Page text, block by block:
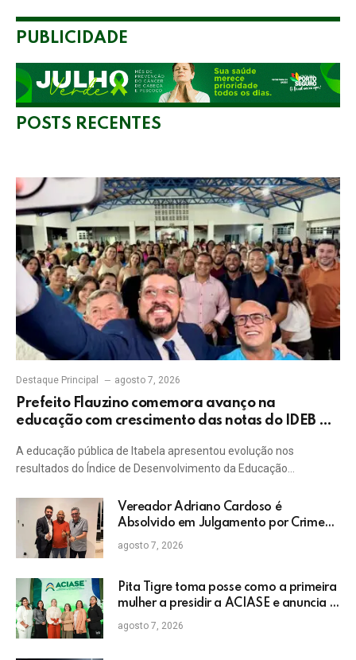
PUBLICIDADE
POSTS RECENTES
Destaque Principal agosto 7, 2026
Prefeito Flauzino comemora avanço na
educação com crescimento das notas do IDEB da
A educação pública de Itabela apresentou evolução nos
resultados do Índice de Desenvolvimento da Educação…
Vereador Adriano Cardoso é
Absolvido em Julgamento por Crime
Eleitoral no TRE
agosto 7, 2026
Pita Tigre toma posse como a primeira
mulher a presidir a ACIASE e anuncia a
retomada do Prêmio Destaque
Empresarial
agosto 7, 2026